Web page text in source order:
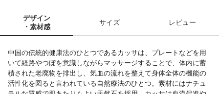
デザイン
・素材感
サイズ レビュー
中国の伝統的健康法のひとつであるカッサは、プレートなどを用
いて経路やつぼを意識しながらマッサージすることで、体内に蓄
積された老廃物を排出し、気血の流れを整えて身体全体の機能の
活性化を図ると言われている自然療法のひとつ。素材にはナチュ